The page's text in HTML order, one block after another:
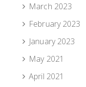
March 2023
February 2023
January 2023
May 2021
April 2021